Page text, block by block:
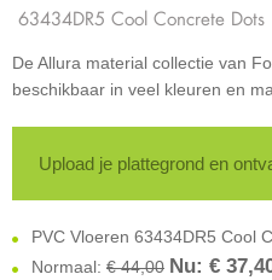
63434DR5 Cool Concrete Dots
De Allura material collectie van
beschikbaar in veel kleuren en
Upload je plattegrond en
PVC Vloeren 63434DR5 Cool
Normaal: € 44,00 Nu: €